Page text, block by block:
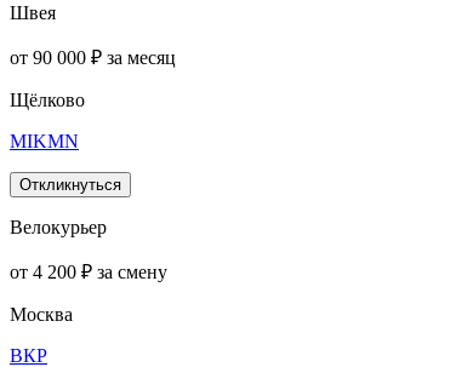
Швея
от 90 000 ₽ за месяц
Щёлково
MIKMN
Откликнуться
Велокурьер
от 4 200 ₽ за смену
Москва
ВКР